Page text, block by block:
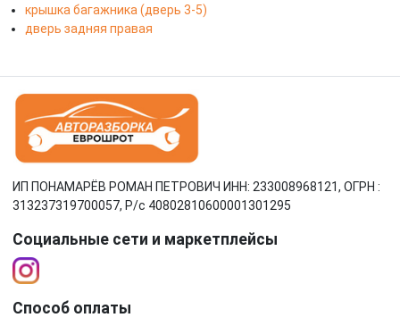
крышка багажника (дверь 3-5)
дверь задняя правая
ИП ПОНАМАРЁВ РОМАН ПЕТРОВИЧ ИНН: 233008968121, ОГРН :
313237319700057, Р/c 40802810600001301295
Социальные сети и маркетплейсы
Способ оплаты